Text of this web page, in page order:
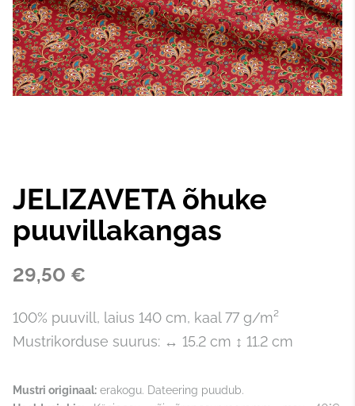
JELIZAVETA õhuke
puuvillakangas
29,50 €
100% puuvill, laius 140 cm, kaal 77 g/m²
Mustrikorduse suurus: ↔ 15.2 cm ↕ 11.2 cm
Mustri originaal: erakogu. Dateering puudub.